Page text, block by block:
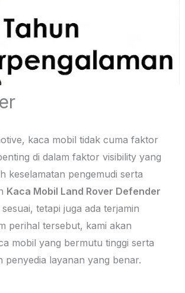
kaca mobil tidak cuma faktor
di dalam faktor visibility yang
keselamatan pengemudi serta
Kaca Mobil Land Rover Defender
tetapi juga ada terjamin
perihal tersebut, kami akan
mobil yang bermutu tinggi serta
layanan yang benar.